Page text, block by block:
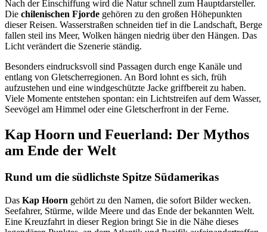
Nach der Einschiffung wird die Natur schnell zum Hauptdarsteller.
Die chilenischen Fjorde gehören zu den großen Höhepunkten
dieser Reisen. Wasserstraßen schneiden tief in die Landschaft, Berge
fallen steil ins Meer, Wolken hängen niedrig über den Hängen. Das
Licht verändert die Szenerie ständig.
Besonders eindrucksvoll sind Passagen durch enge Kanäle und
entlang von Gletscherregionen. An Bord lohnt es sich, früh
aufzustehen und eine windgeschützte Jacke griffbereit zu haben.
Viele Momente entstehen spontan: ein Lichtstreifen auf dem Wasser,
Seevögel am Himmel oder eine Gletscherfront in der Ferne.
Kap Hoorn und Feuerland: Der Mythos
am Ende der Welt
Rund um die südlichste Spitze Südamerikas
Das Kap Hoorn gehört zu den Namen, die sofort Bilder wecken.
Seefahrer, Stürme, wilde Meere und das Ende der bekannten Welt.
Eine Kreuzfahrt in dieser Region bringt Sie in die Nähe dieses